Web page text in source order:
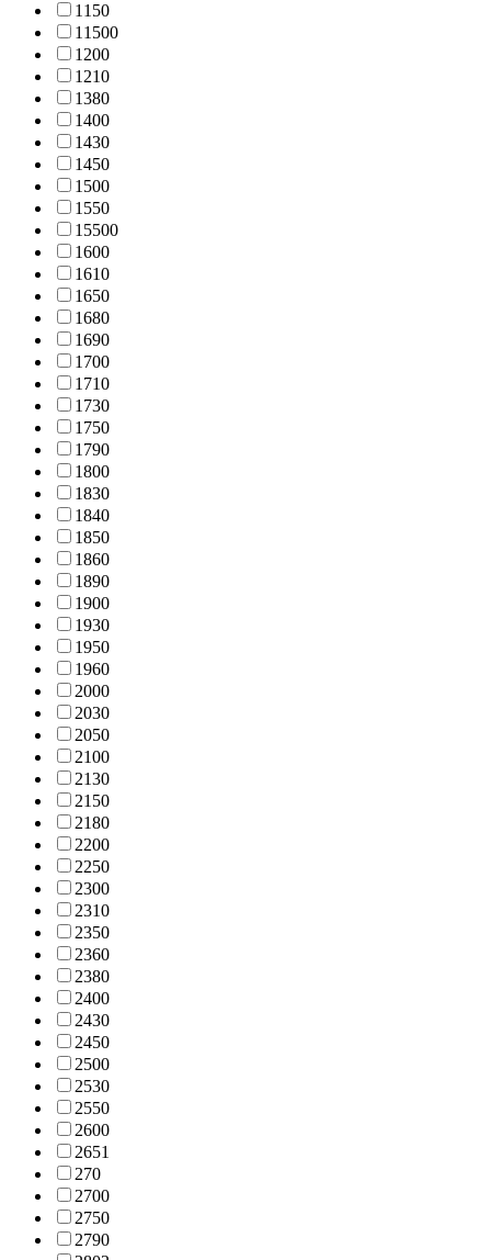
1150
11500
1200
1210
1380
1400
1430
1450
1500
1550
15500
1600
1610
1650
1680
1690
1700
1710
1730
1750
1790
1800
1830
1840
1850
1860
1890
1900
1930
1950
1960
2000
2030
2050
2100
2130
2150
2180
2200
2250
2300
2310
2350
2360
2380
2400
2430
2450
2500
2530
2550
2600
2651
270
2700
2750
2790